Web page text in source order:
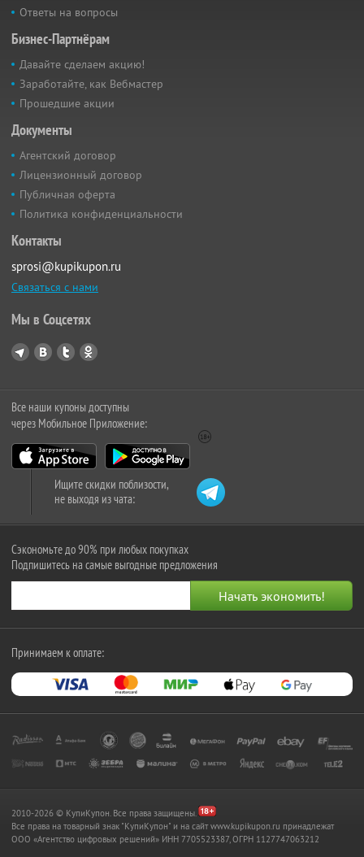
Ответы на вопросы
Бизнес-Партнёрам
Давайте сделаем акцию!
Заработайте, как Вебмастер
Прошедшие акции
Документы
Агентский договор
Лицензионный договор
Публичная оферта
Политика конфиденциальности
Контакты
sprosi@kupikupon.ru
Связаться с нами
Мы в Соцсетях
Все наши купоны доступны
через Мобильное Приложение:
Ищите скидки поблизости,
не выходя из чата:
Сэкономьте до 90% при любых покупках
Подпишитесь на самые выгодные предложения
Принимаем к оплате:
2010-2026 © КупиКупон. Все права защищены.
Все права на товарный знак "КупиКупон" и на сайт www.kupikupon.ru принадлежат
OOO «Агентство цифровых решений» ИНН 7705523387, ОГРН 1127747063212